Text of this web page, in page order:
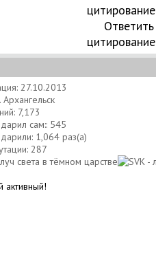
27.10.2013
Архангельск
7,173
сам:: 545
1,064 раз(а)
287